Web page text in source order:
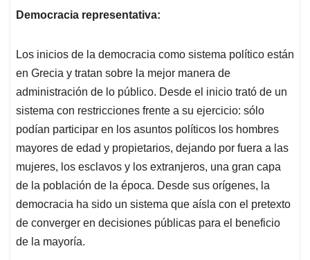
Democracia representativa:
Los inicios de la democracia como sistema político están
en Grecia y tratan sobre la mejor manera de
administración de lo público. Desde el inicio trató de un
sistema con restricciones frente a su ejercicio: sólo
podían participar en los asuntos políticos los hombres
mayores de edad y propietarios, dejando por fuera a las
mujeres, los esclavos y los extranjeros, una gran capa
de la población de la época. Desde sus orígenes, la
democracia ha sido un sistema que aísla con el pretexto
de converger en decisiones públicas para el beneficio
de la mayoría.